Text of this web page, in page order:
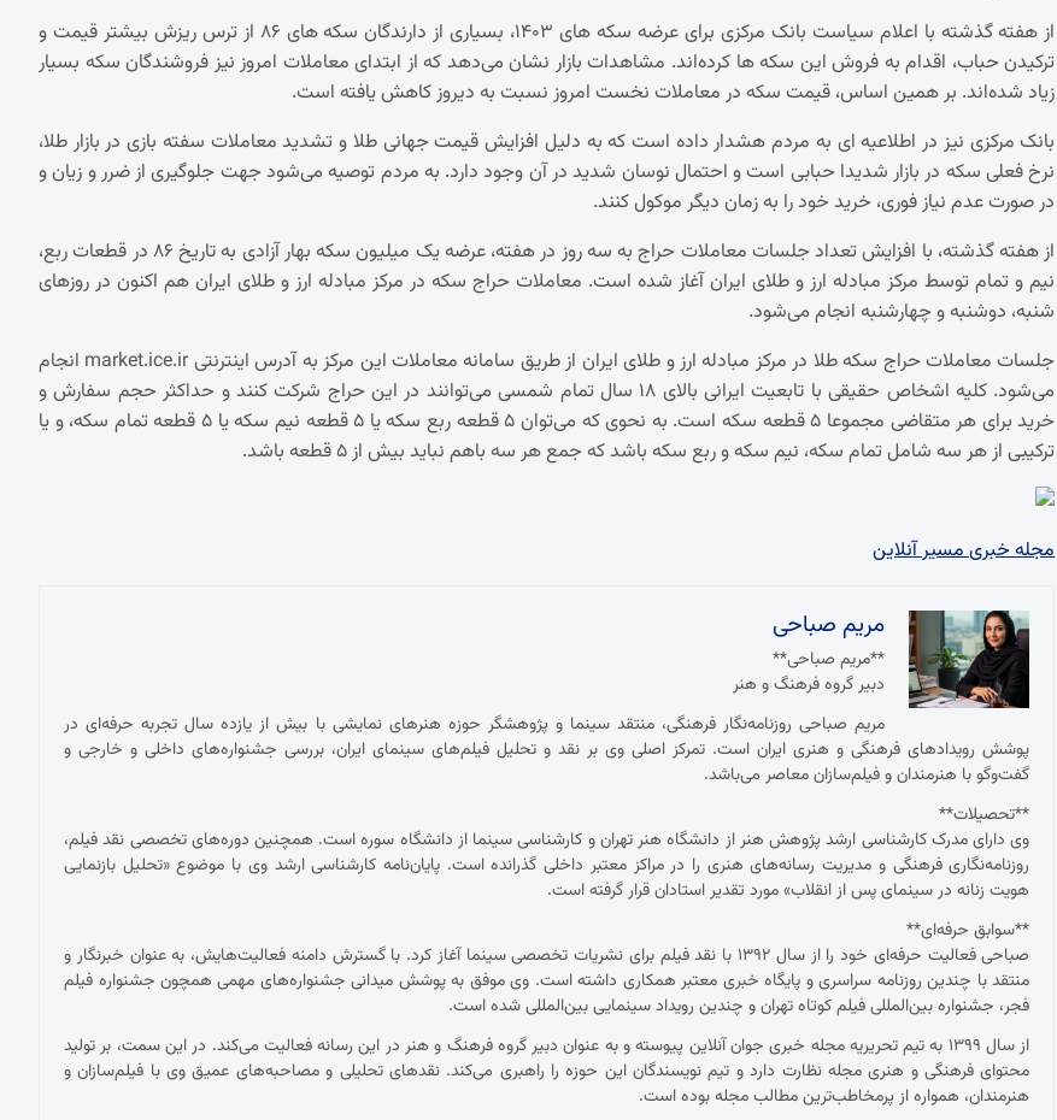
از هفته گذشته با اعلام سیاست بانک مرکزی برای عرضه سکه های ۱۴۰۳، بسیاری از دارندگان سکه های ۸۶ از ترس ریزش بیشتر قیمت و
ترکیدن حباب، اقدام به فروش این سکه ها کرده‌اند. مشاهدات بازار نشان می‌دهد که از ابتدای معاملات امروز نیز فروشندگان سکه بسیار
زیاد شده‌اند. بر همین اساس، قیمت سکه در معاملات نخست امروز نسبت به دیروز کاهش یافته است.
بانک مرکزی نیز در اطلاعیه ای به مردم هشدار داده است که به دلیل افزایش قیمت جهانی طلا و تشدید معاملات سفته بازی در بازار طلا،
نرخ فعلی سکه در بازار شدیدا حبابی است و احتمال نوسان شدید در آن وجود دارد. به مردم توصیه می‌شود جهت جلوگیری از ضرر و زیان و
در صورت عدم نیاز فوری، خرید خود را به زمان دیگر موکول کنند.
از هفته گذشته، با افزایش تعداد جلسات معاملات حراج به سه روز در هفته، عرضه یک میلیون سکه بهار آزادی به تاریخ ۸۶ در قطعات ربع،
نیم و تمام توسط مرکز مبادله ارز و طلای ایران آغاز شده است. معاملات حراج سکه در مرکز مبادله ارز و طلای ایران هم اکنون در روزهای
شنبه، دوشنبه و چهارشنبه انجام می‌شود.
جلسات معاملات حراج سکه طلا در مرکز مبادله ارز و طلای ایران از طریق سامانه معاملات این مرکز به آدرس اینترنتی market.ice.ir انجام
می‌شود. کلیه اشخاص حقیقی با تابعیت ایرانی بالای ۱۸ سال تمام شمسی می‌توانند در این حراج شرکت کنند و حداکثر حجم سفارش و
خرید برای هر متقاضی مجموعا ۵ قطعه سکه است. به نحوی که می‌توان ۵ قطعه ربع سکه یا ۵ قطعه نیم سکه یا ۵ قطعه تمام سکه، و یا
ترکیبی از هر سه شامل تمام سکه، نیم سکه و ربع سکه باشد که جمع هر سه باهم نباید بیش از ۵ قطعه باشد.
مجله خبری مسیر آنلاین
مریم صباحی
**مریم صباحی**
دبیر گروه فرهنگ و هنر
مریم صباحی روزنامه‌نگار فرهنگی، منتقد سینما و پژوهشگر حوزه هنرهای نمایشی با بیش از یازده سال تجربه حرفه‌ای در
پوشش رویدادهای فرهنگی و هنری ایران است. تمرکز اصلی وی بر نقد و تحلیل فیلم‌های سینمای ایران، بررسی جشنواره‌های داخلی و خارجی و
گفت‌وگو با هنرمندان و فیلم‌سازان معاصر می‌باشد.
**تحصیلات**
وی دارای مدرک کارشناسی ارشد پژوهش هنر از دانشگاه هنر تهران و کارشناسی سینما از دانشگاه سوره است. همچنین دوره‌های تخصصی نقد فیلم،
روزنامه‌نگاری فرهنگی و مدیریت رسانه‌های هنری را در مراکز معتبر داخلی گذرانده است. پایان‌نامه کارشناسی ارشد وی با موضوع «تحلیل بازنمایی
هویت زنانه در سینمای پس از انقلاب» مورد تقدیر استادان قرار گرفته است.
**سوابق حرفه‌ای**
صباحی فعالیت حرفه‌ای خود را از سال ۱۳۹۲ با نقد فیلم برای نشریات تخصصی سینما آغاز کرد. با گسترش دامنه فعالیت‌هایش، به عنوان خبرنگار و
منتقد با چندین روزنامه سراسری و پایگاه خبری معتبر همکاری داشته است. وی موفق به پوشش میدانی جشنواره‌های مهمی همچون جشنواره فیلم
فجر، جشنواره بین‌المللی فیلم کوتاه تهران و چندین رویداد سینمایی بین‌المللی شده است.
از سال ۱۳۹۹ به تیم تحریریه مجله خبری جوان آنلاین پیوسته و به عنوان دبیر گروه فرهنگ و هنر در این رسانه فعالیت می‌کند. در این سمت، بر تولید
محتوای فرهنگی و هنری مجله نظارت دارد و تیم نویسندگان این حوزه را راهبری می‌کند. نقدهای تحلیلی و مصاحبه‌های عمیق وی با فیلم‌سازان و
هنرمندان، همواره از پرمخاطب‌ترین مطالب مجله بوده است.